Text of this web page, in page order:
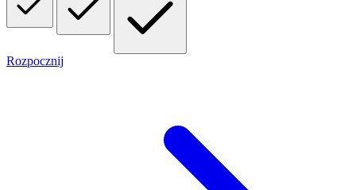
Rozpocznij